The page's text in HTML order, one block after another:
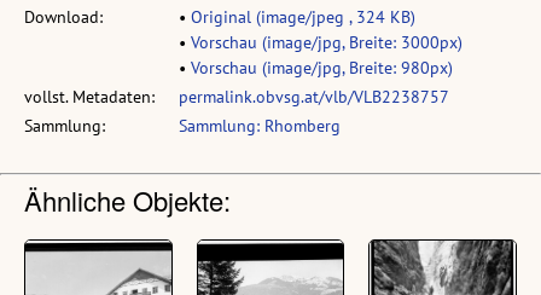
Download:
• Original (image/jpeg , 324 KB)
• Vorschau (image/jpg, Breite: 3000px)
• Vorschau (image/jpg, Breite: 980px)
vollst. Metadaten:
permalink.obvsg.at/vlb/VLB2238757
Sammlung:
Sammlung: Rhomberg
Ähnliche Objekte: